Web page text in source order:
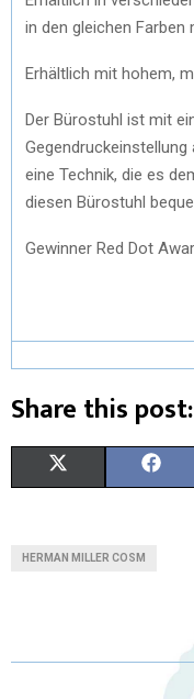
in den gleichen Farben
Erhältlich mit hohem,
Der Bürostuhl ist mit
eine Technik, die es
diesen Bürostuhl
Gewinner Red Dot
Share this post:
T O
HERMAN MILLER COSM